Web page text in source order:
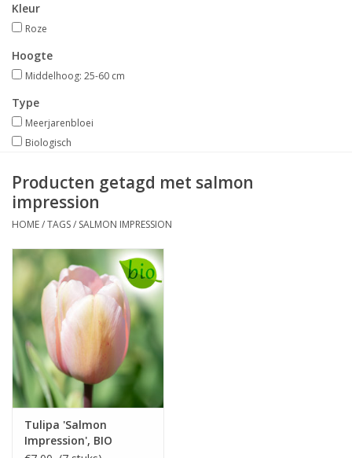
Advies
Onze tuinen!
Sterke Bollen Dagen
Kleur
Roze
Hoogte
Middelhoog: 25-60 cm
Type
Meerjarenbloei
Biologisch
Producten getagd met salmon
impression
HOME/TAGS/ SALMON IMPRESSION
Tulipa 'Salmon
Impression', BIO